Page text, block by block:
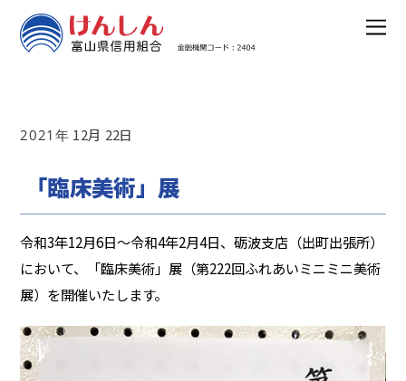
2021 12 22
「臨床美術」展
令和3年12月6日～令和4年2月4日、砺波支店（出町出張所）
において、「臨床美術」展（第222回ふれあいミニミニ美術
展）を開催いたします。